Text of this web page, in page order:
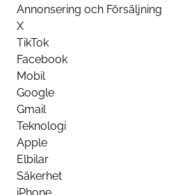
Annonsering och Försäljning
X
TikTok
Facebook
Mobil
Google
Gmail
Teknologi
Apple
Elbilar
Säkerhet